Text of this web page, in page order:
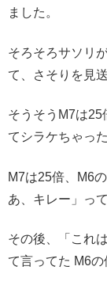
ました。
そろそろサソリ
て、さそりを見
そうそうM7は25
てシラケちゃっ
M7は25倍、M6
あ、キレー」っ
その後、「これ
て言ってた M6